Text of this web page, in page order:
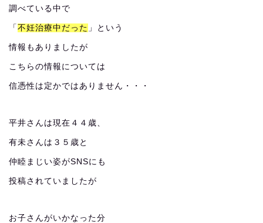
調べている中で
「 不妊治療中だった 」という
情報もありましたが
こちらの情報については
信憑性は定かではありません・・・
平井さんは現在４４歳、
有未さんは３５歳と
仲睦まじい姿がSNSにも
投稿されていましたが
お子さんがいかなった分